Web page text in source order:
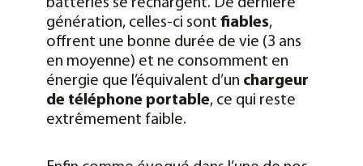
génération, celles-ci sont fiables,
offrent une bonne durée de vie (3 ans
en moyenne) et ne consomment en
énergie que l’équivalent d’un chargeur
de téléphone portable, ce qui reste
extrêmement faible.